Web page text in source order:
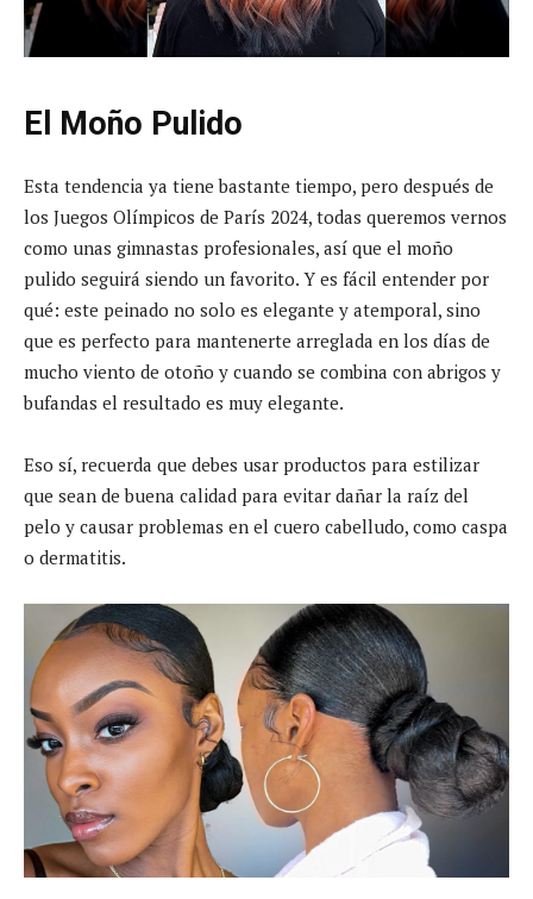
El Moño Pulido
Esta tendencia ya tiene bastante tiempo, pero después de
los Juegos Olímpicos de París 2024, todas queremos vernos
como unas gimnastas profesionales, así que el moño
pulido seguirá siendo un favorito. Y es fácil entender por
qué: este peinado no solo es elegante y atemporal, sino
que es perfecto para mantenerte arreglada en los días de
mucho viento de otoño y cuando se combina con abrigos y
bufandas el resultado es muy elegante.
Eso sí, recuerda que debes usar productos para estilizar
que sean de buena calidad para evitar dañar la raíz del
pelo y causar problemas en el cuero cabelludo, como caspa
o dermatitis.